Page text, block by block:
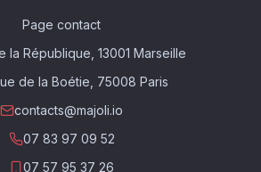
Page contact
la République, 13001 Marseille
de la Boétie, 75008 Paris
contacts@majoli.io
07 83 97 09 52
07 57 95 37 26